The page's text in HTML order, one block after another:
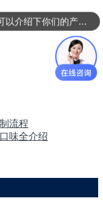
流程
味全介绍
可以介绍下你们的产品么